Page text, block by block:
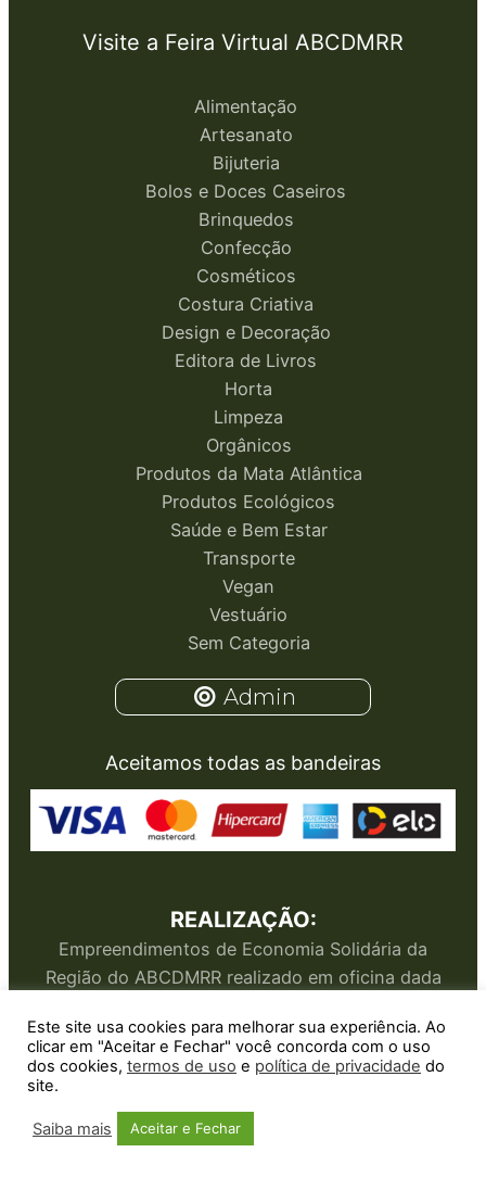
Visite a Feira Virtual ABCDMRR
Alimentação
Artesanato
Bijuteria
Bolos e Doces Caseiros
Brinquedos
Confecção
Cosméticos
Costura Criativa
Design e Decoração
Editora de Livros
Horta
Limpeza
Orgânicos
Produtos da Mata Atlântica
Produtos Ecológicos
Saúde e Bem Estar
Transporte
Vegan
Vestuário
Sem Categoria
Admin
Aceitamos todas as bandeiras
REALIZAÇÃO:
Empreendimentos de Economia Solidária da
Região do ABCDMRR realizado em oficina dada
Copyright © 2026 | Feira Virtual ABCDMRR
Este site usa cookies para melhorar sua experiência. Ao
clicar em "Aceitar e Fechar" você concorda com o uso
dos cookies, termos de uso e política de privacidade do
site.
Saiba mais Aceitar e Fechar